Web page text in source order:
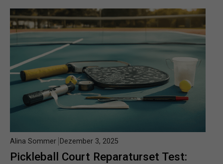
Pickleball Court Reparaturset Test:
Alina Sommer Dezember 3, 2025